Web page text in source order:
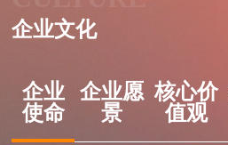
企业文化
企业
使命
企业愿
景
核心价
值观